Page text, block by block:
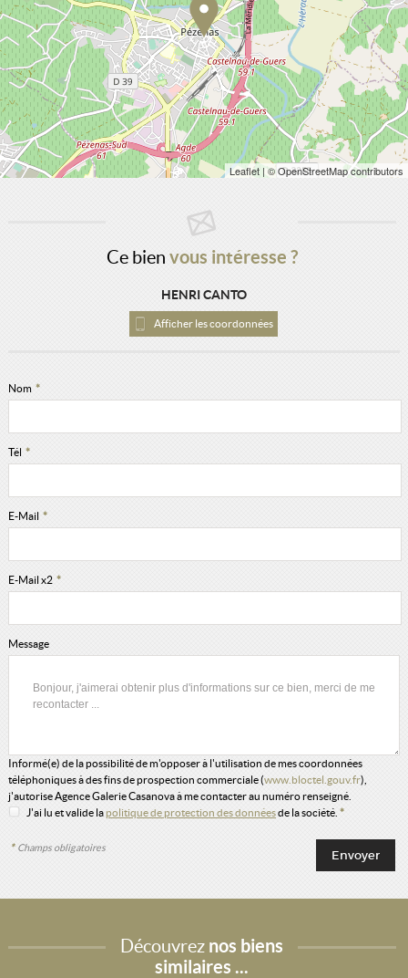
Leaflet | © OpenStreetMap contributors
Ce bien vous intéresse ?
HENRI CANTO
Afficher les coordonnées
Nom *
Tél *
E-Mail *
E-Mail x2 *
Message
Informé(e) de la possibilité de m'opposer à l'utilisation de mes coordonnées
téléphoniques à des fins de prospection commerciale (www.bloctel.gouv.fr),
j'autorise Agence Galerie Casanova à me contacter au numéro renseigné.
J'ai lu et valide la politique de protection des donnéesde la société. *
* Champs obligatoires
Découvrez nos biens
similaires ...